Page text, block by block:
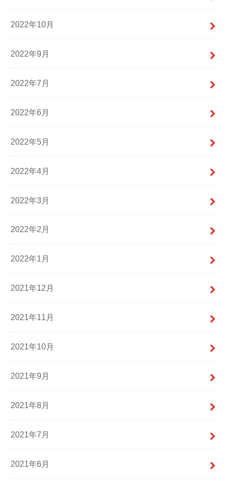
2022年10月
2022年9月
2022年7月
2022年6月
2022年5月
2022年4月
2022年3月
2022年2月
2022年1月
2021年12月
2021年11月
2021年10月
2021年9月
2021年8月
2021年7月
2021年6月